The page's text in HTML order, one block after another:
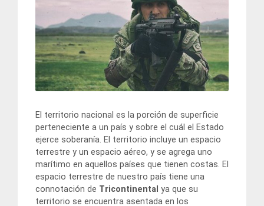
El territorio nacional es la porción de superficie
perteneciente a un país y sobre el cuál el Estado
ejerce soberanía. El territorio incluye un espacio
terrestre y un espacio aéreo, y se agrega uno
marítimo en aquellos países que tienen costas. El
espacio terrestre de nuestro país tiene una
connotación de Tricontinental ya que su
territorio se encuentra asentada en los